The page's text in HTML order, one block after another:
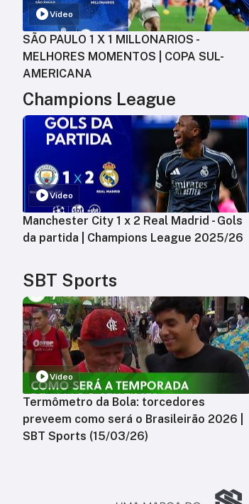
Vídeo
SÃO PAULO 1 X 1 MILLONARIOS -
MELHORES MOMENTOS | COPA SUL-
AMERICANA
Champions League
Vídeo
Manchester City 1 x 2 Real Madrid - Gols
da partida | Champions League 2025/26
SBT Sports
Vídeo
Termômetro da Bola: torcedores
preveem como será o Brasileirão 2026 |
SBT Sports (15/03/26)